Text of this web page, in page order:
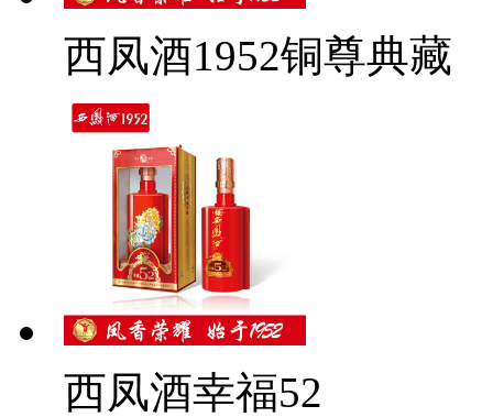
西凤酒1952铜尊典藏
西凤酒幸福52